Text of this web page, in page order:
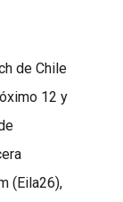
de Chile
12 y
(Eila26),